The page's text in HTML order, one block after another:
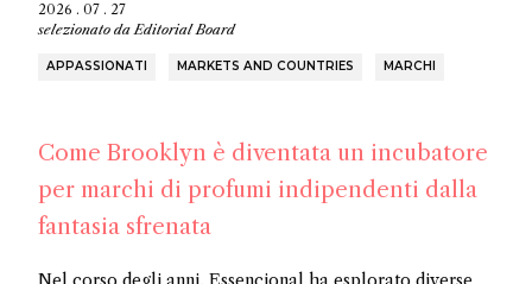
2026 . 07 . 27
selezionato daEditorial Board
APPASSIONATI MARKETS AND COUNTRIES MARCHI
Come Brooklyn è diventata un incubatore
per marchi di profumi indipendenti dalla
fantasia sfrenata